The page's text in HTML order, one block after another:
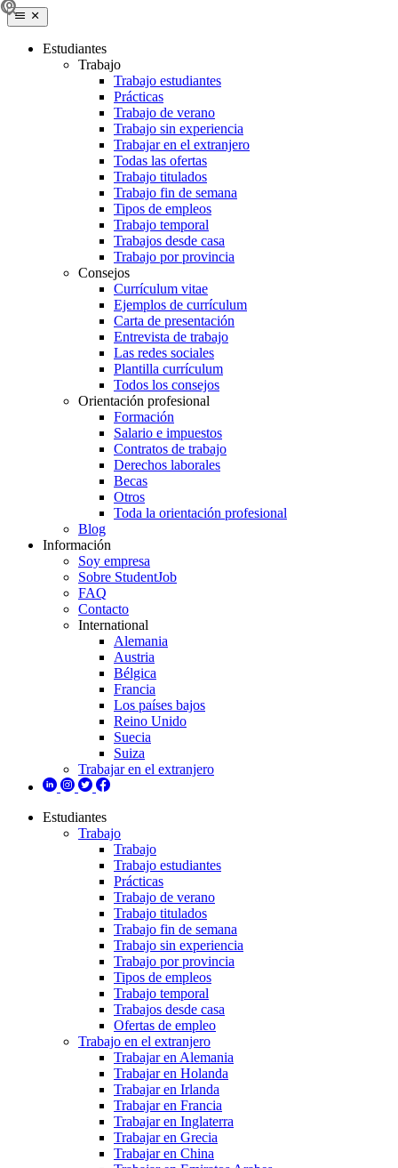
Estudiantes
Trabajo
Trabajo estudiantes
Prácticas
Trabajo de verano
Trabajo sin experiencia
Trabajar en el extranjero
Todas las ofertas
Trabajo titulados
Trabajo fin de semana
Tipos de empleos
Trabajo temporal
Trabajos desde casa
Trabajo por provincia
Consejos
Currículum vitae
Ejemplos de currículum
Carta de presentación
Entrevista de trabajo
Las redes sociales
Plantilla currículum
Todos los consejos
Orientación profesional
Formación
Salario e impuestos
Contratos de trabajo
Derechos laborales
Becas
Otros
Toda la orientación profesional
Blog
Información
Soy empresa
Sobre StudentJob
FAQ
Contacto
International
Alemania
Austria
Bélgica
Francia
Los países bajos
Reino Unido
Suecia
Suiza
Trabajar en el extranjero
Estudiantes
Trabajo
Trabajo
Trabajo estudiantes
Prácticas
Trabajo de verano
Trabajo titulados
Trabajo fin de semana
Trabajo sin experiencia
Trabajo por provincia
Tipos de empleos
Trabajo temporal
Trabajos desde casa
Ofertas de empleo
Trabajo en el extranjero
Trabajar en Alemania
Trabajar en Holanda
Trabajar en Irlanda
Trabajar en Francia
Trabajar en Inglaterra
Trabajar en Grecia
Trabajar en China